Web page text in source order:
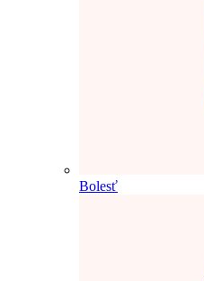
Bolesť